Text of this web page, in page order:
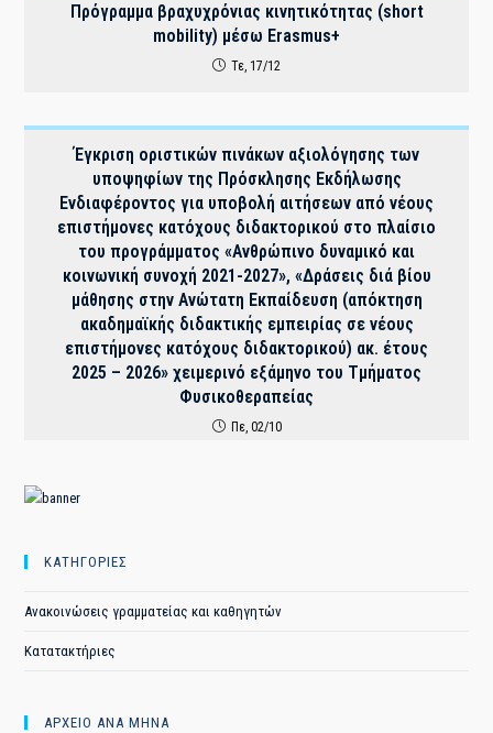
Πρόγραμμα βραχυχρόνιας κινητικότητας (short
mobility) μέσω Erasmus+
Τε, 17/12
Έγκριση οριστικών πινάκων αξιολόγησης των
υποψηφίων της Πρόσκλησης Εκδήλωσης
Ενδιαφέροντος για υποβολή αιτήσεων από νέους
επιστήμονες κατόχους διδακτορικού στο πλαίσιο
του προγράμματος «Ανθρώπινο δυναμικό και
κοινωνική συνοχή 2021-2027», «Δράσεις διά βίου
μάθησης στην Ανώτατη Εκπαίδευση (απόκτηση
ακαδημαϊκής διδακτικής εμπειρίας σε νέους
επιστήμονες κατόχους διδακτορικού) ακ. έτους
2025 – 2026» χειμερινό εξάμηνο του Τμήματος
Φυσικοθεραπείας
Πε, 02/10
ΚΑΤΗΓΟΡΙΕΣ
Ανακοινώσεις γραμματείας και καθηγητών
Κατατακτήριες
ΑΡΧΕΙΟ ΑΝΑ ΜΗΝΑ